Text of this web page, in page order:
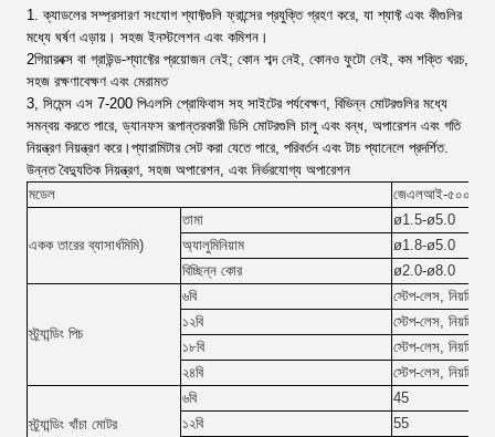
1. ক্যাডলের সম্প্রসারণ সংযোগ শ্যাফ্টগুলি ফ্রান্সের প্রযুক্তি গ্রহণ করে, যা শ্যাফ্ট এবং কীগুলির
মধ্যে ঘর্ষণ এড়ায়। সহজ ইনস্টলেশন এবং কমিশন।
2গিয়ারবক্স বা গ্রাউন্ড-শ্যাফ্টের প্রয়োজন নেই; কোন শব্দ নেই, কোনও ফুটো নেই, কম শক্তি খরচ,
সহজ রক্ষণাবেক্ষণ এবং মেরামত
3, সিমেন্স এস 7-200 পিএলসি প্রোফিবাস সহ সাইটের পর্যবেক্ষণ, বিভিন্ন মোটরগুলির মধ্যে
সমন্বয় করতে পারে, ড্যানফস রূপান্তরকারী ডিসি মোটরগুলি চালু এবং বন্ধ, অপারেশন এবং গতি
নিয়ন্ত্রণ নিয়ন্ত্রণ করে।প্যারামিটার সেট করা যেতে পারে, পরিবর্তন এবং টাচ প্যানেলে প্রদর্শিত.
উন্নত বৈদ্যুতিক নিয়ন্ত্রণ, সহজ অপারেশন, এবং নির্ভরযোগ্য অপারেশন
মডেল
জেএলআই-৫০০
একক তারের ব্যাসার্ধমিমি)
তামা ø1.5-ø5.0
অ্যালুমিনিয়াম
ø1.8-ø5.0
বিচ্ছিন্ন কোর
ø2.0-ø8.0
স্ট্র্যান্ডিং পিচ
৬বি
স্টেপ-লেস, নিয়মিত
১২বি
স্টেপ-লেস, নিয়মিত
১৮বি
স্টেপ-লেস, নিয়মিত
২৪বি
স্টেপ-লেস, নিয়মিত
স্ট্র্যান্ডিং খাঁচা মোটর
৬বি
45
১২বি
55